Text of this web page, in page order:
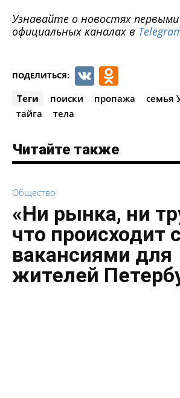
Узнавайте о новостях
официальных каналах в
ПОДЕЛИТЬСЯ: VK
Теги поиски пропажа
семья
тайга
тела
Читайте также
Общество
«Ни рынка, ни
что происходит с
вакансиями для
жителей